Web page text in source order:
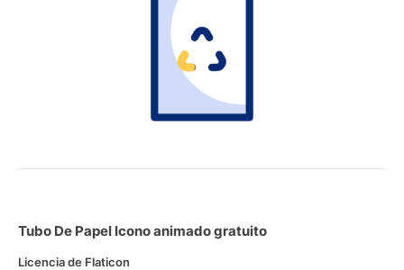
Tubo De Papel Icono animado gratuito
Licencia de Flaticon